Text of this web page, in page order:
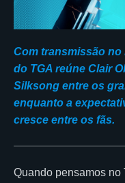
Com transmissão no
do TGA reúne Clair
Silksong entre os
enquanto a
cresce entre os fãs.
Quando pensamos no